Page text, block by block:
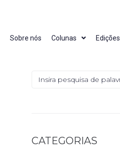
Sobre nós Colunas Edições
CATEGORIAS